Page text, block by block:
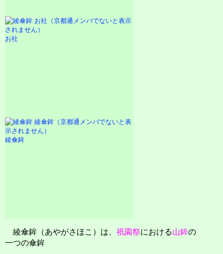
お社
綾傘鉾
綾傘鉾（あやがさほこ）は、 祇園祭における山鉾の
一つの傘鉾